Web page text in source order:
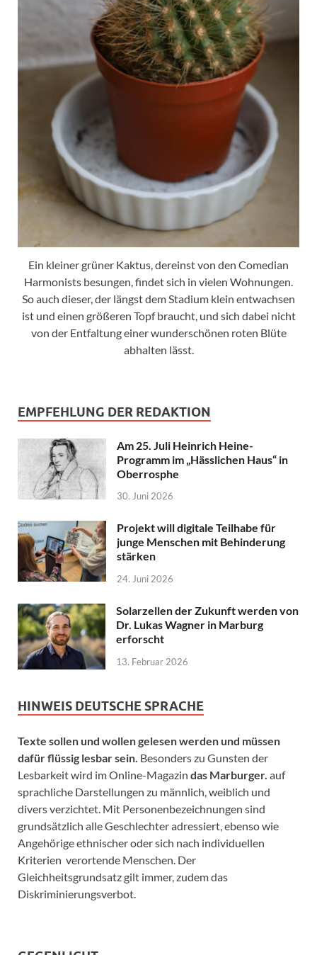
Ein kleiner grüner Kaktus, dereinst von den Comedian
Harmonists besungen, findet sich in vielen Wohnungen.
So auch dieser, der längst dem Stadium klein entwachsen
ist und einen größeren Topf braucht, und sich dabei nicht
von der Entfaltung einer wunderschönen roten Blüte
abhalten lässt.
EMPFEHLUNG DER REDAKTION
Am 25. Juli Heinrich Heine-
Programm im „Hässlichen Haus“ in
Oberrosphe
30. Juni 2026
Projekt will digitale Teilhabe für
junge Menschen mit Behinderung
stärken
24. Juni 2026
Solarzellen der Zukunft werden von
Dr. Lukas Wagner in Marburg
erforscht
13. Februar 2026
HINWEIS DEUTSCHE SPRACHE
Texte sollen und wollen gelesen werden und müssen
dafür flüssig lesbar sein. Besonders zu Gunsten der
Lesbarkeit wird im Online-Magazin das Marburger. auf
sprachliche Darstellungen zu männlich, weiblich und
divers verzichtet. Mit Personenbezeichnungen sind
grundsätzlich alle Geschlechter adressiert, ebenso wie
Angehörige ethnischer oder sich nach individuellen
Kriterien verortende Menschen. Der
Gleichheitsgrundsatz gilt immer, zudem das
Diskriminierungsverbot.